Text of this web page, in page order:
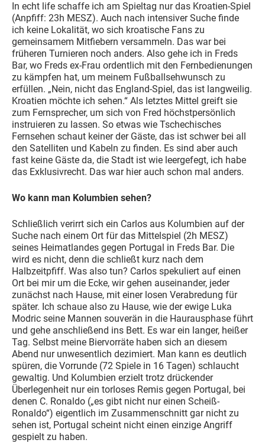
In echt life schaffe ich am Spieltag nur das Kroatien-Spiel
(Anpfiff: 23h MESZ). Auch nach intensiver Suche finde
ich keine Lokalität, wo sich kroatische Fans zu
gemeinsamem Mitfiebern versammeln. Das war bei
früheren Turnieren noch anders. Also gehe ich in Freds
Bar, wo Freds ex-Frau ordentlich mit den Fernbedienungen
zu kämpfen hat, um meinem Fußballsehwunsch zu
erfüllen. „Nein, nicht das England-Spiel, das ist langweilig.
Kroatien möchte ich sehen.“ Als letztes Mittel greift sie
zum Fernsprecher, um sich von Fred höchstpersönlich
instruieren zu lassen. So etwas wie Tschechisches
Fernsehen schaut keiner der Gäste, das ist schwer bei all
den Satelliten und Kabeln zu finden. Es sind aber auch
fast keine Gäste da, die Stadt ist wie leergefegt, ich habe
das Exklusivrecht. Das war hier auch schon mal anders.
Wo kann man Kolumbien sehen?
Schließlich verirrt sich ein Carlos aus Kolumbien auf der
Suche nach einem Ort für das Mittelspiel (2h MESZ)
seines Heimatlandes gegen Portugal in Freds Bar. Die
wird es nicht, denn die schließt kurz nach dem
Halbzeitpfiff. Was also tun? Carlos spekuliert auf einen
Ort bei mir um die Ecke, wir gehen auseinander, jeder
zunächst nach Hause, mit einer losen Verabredung für
später. Ich schaue also zu Hause, wie der ewige Luka
Modric seine Mannen souverän in die Haurausphase führt
und gehe anschließend ins Bett. Es war ein langer, heißer
Tag. Selbst meine Biervorräte haben sich an diesem
Abend nur unwesentlich dezimiert. Man kann es deutlich
spüren, die Vorrunde (72 Spiele in 16 Tagen) schlaucht
gewaltig. Und Kolumbien erzielt trotz drückender
Überlegenheit nur ein torloses Remis gegen Portugal, bei
denen C. Ronaldo („es gibt nicht nur einen Scheiß-
Ronaldo“) eigentlich im Zusammenschnitt gar nicht zu
sehen ist, Portugal scheint nicht einen einzige Angriff
gespielt zu haben.